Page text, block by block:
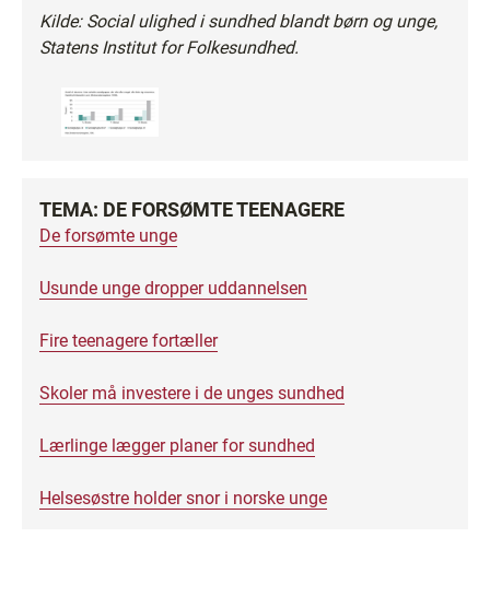
Kilde: Social ulighed i sundhed blandt børn og unge,
Statens Institut for Folkesundhed.
TEMA: DE FORSØMTE TEENAGERE
De forsømte unge
Usunde unge dropper uddannelsen
Fire teenagere fortæller
Skoler må investere i de unges sundhed
Lærlinge lægger planer for sundhed
Helsesøstre holder snor i norske unge